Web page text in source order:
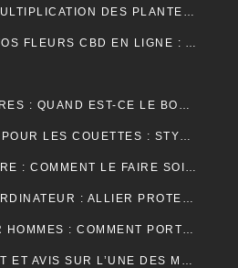
LES SECRETS DE LA MULTIPLICATION DES PLANTES PAR UN JARDINIER
POURQUOI ACHETER VOS FLEURS CBD EN LIGNE : AVANTAGES, BIENFAITS ET CONSEILS
DESSOUCHAGE D’ARBRES : QUAND EST-CE LE BON MOMENT POUR LE FAIRE ?
LES TENDANCES 2025 POUR LES COUETTES : STYLES, COULEURS ET MATÉRIAUX
ÉTANCHÉITÉ DE TOITURE : COMMENT LE FAIRE SOI-MÊME
LE SAC À DOS POUR ORDINATEUR : ALLIER PROTECTION, ORGANISATION ET ÉLÉGANCE AU QUOTIDIEN
CONSEILS MODE POUR HOMMES : COMMENT PORTER UN BIJOU MÉDAILLE AVEC STYLE ?
XTREME HD IPTV : TEST ET AVIS SUR L’UNE DES MEILLEURES OFFRES DU MARCHÉ